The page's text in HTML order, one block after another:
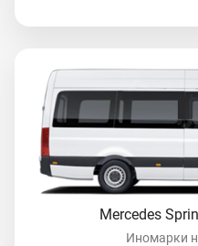
Mercedes
Иномарки